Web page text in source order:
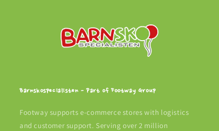
Barnskospecialisten - Part of Footway Group
Footway supports e-commerce stores with logistics
and customer support. Serving over 2 million